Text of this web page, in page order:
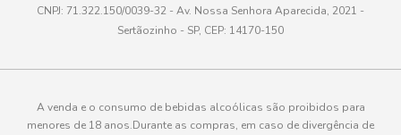
CNPJ: 71.322.150/0039-32 - Av. Nossa Senhora Aparecida, 2021 -
Sertãozinho - SP, CEP: 14170-150
A venda e o consumo de bebidas alcoólicas são proibidos para
menores de 18 anos.Durante as compras, em caso de divergência de